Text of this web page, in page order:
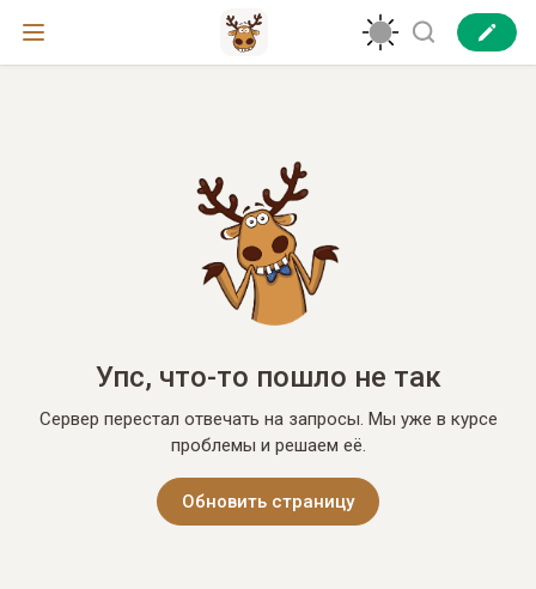
Упс, что-то пошло не так
Сервер перестал отвечать на запросы. Мы уже в курсе
проблемы и решаем её.
Обновить страницу